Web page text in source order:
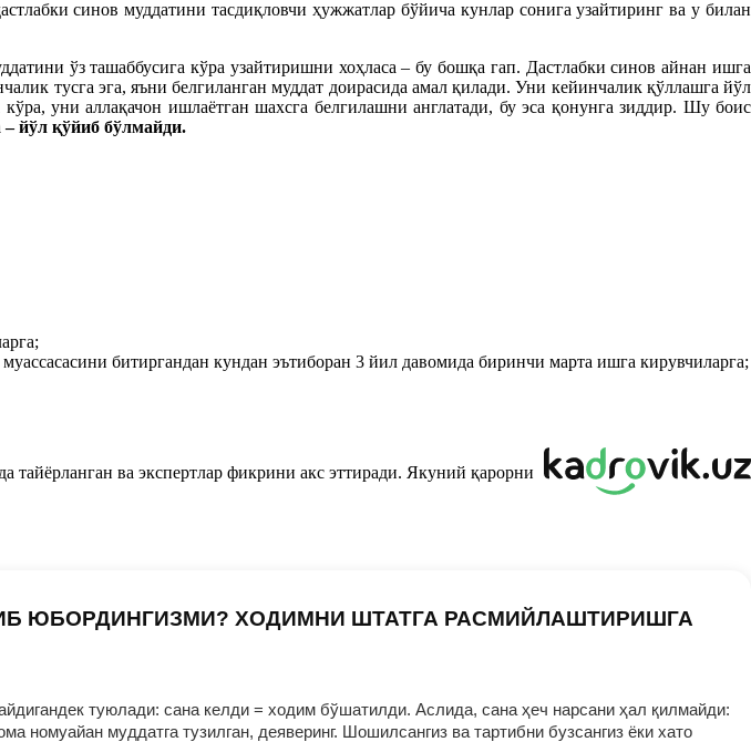
синов муддатини тасдиқловчи ҳужжатлар бўйича кунлар сонига узайтиринг ва у билан
ўз ташаббусига кўра узайтиришни хоҳласа – бу бошқа гап. Дастлабки синов айнан ишга
тусга эга, яъни белгиланган муддат доирасида амал қилади. Уни кейинчалик қўллашга йўл
уни аллақачон ишлаётган шахсга белгилашни англатади, бу эса қонунга зиддир. Шу боис
йўл қўйиб бўлмайди.
битиргандан кундан эътиборан 3 йил давомида биринчи марта ишга кирувчиларга;
тайёрланган ва экспертлар фикрини акс эттиради. Якуний қарорни
ЮБОРДИНГИЗМИ? ХОДИМНИ ШТАТГА РАСМИЙЛАШТИРИШГА
туюлади: сана келди = ходим бўшатилди. Аслида, сана ҳеч нарсани ҳал қилмайди:
муддатга тузилган, деяверинг. Шошилсангиз ва тартибни бузсангиз ёки хато